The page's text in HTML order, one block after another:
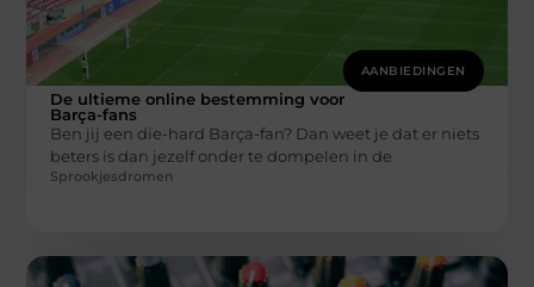
AANBIEDINGEN
De ultieme online bestemming voor
Barça-fans
Ben jij een die-hard Barça-fan? Dan weet je dat er niets
beters is dan jezelf onder te dompelen in de
Sprookjesdromen